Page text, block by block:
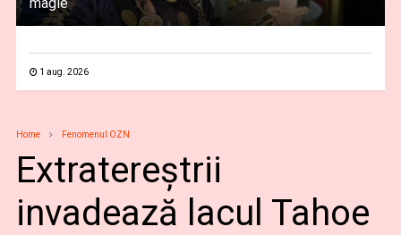
1 aug. 2026
Home Fenomenul OZN
Extratereştrii
invadează lacul Tahoe